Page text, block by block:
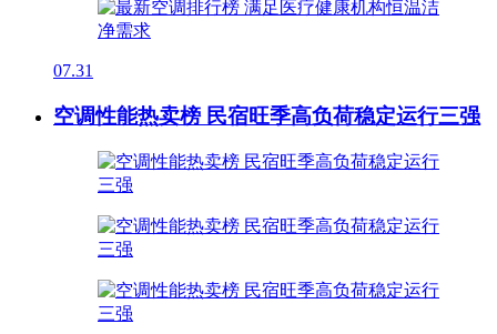
07.31
空调性能热卖榜 民宿旺季高负荷稳定运行三强